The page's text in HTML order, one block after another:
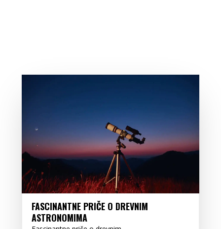
FASCINANTNE PRIČE O DREVNIM
ASTRONOMIMA